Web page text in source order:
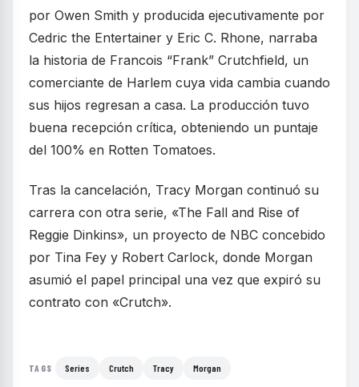
por Owen Smith y producida ejecutivamente por
Cedric the Entertainer y Eric C. Rhone, narraba
la historia de Francois “Frank” Crutchfield, un
comerciante de Harlem cuya vida cambia cuando
sus hijos regresan a casa. La producción tuvo
buena recepción crítica, obteniendo un puntaje
del 100% en Rotten Tomatoes.
Tras la cancelación, Tracy Morgan continuó su
carrera con otra serie, «The Fall and Rise of
Reggie Dinkins», un proyecto de NBC concebido
por Tina Fey y Robert Carlock, donde Morgan
asumió el papel principal una vez que expiró su
contrato con «Crutch».
TAGS Series Crutch Tracy Morgan